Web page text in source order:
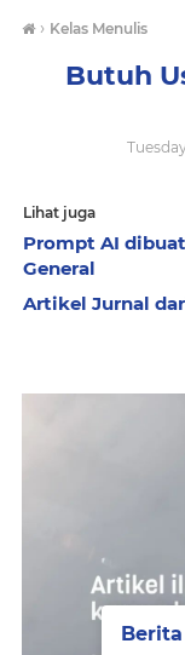
› Kelas Menulis
Butuh
Lihat juga
Prompt AI
General
Artikel Jurnal